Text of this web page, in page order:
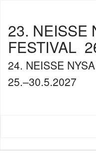
23. NEISSE
FESTIVAL
24. NEISSE
25.–30.5.2027